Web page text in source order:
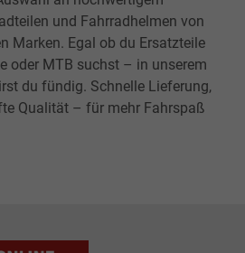
und Fahrradhelmen von
Marken. Egal ob du Ersatzteile
oder MTB suchst – in unserem
du fündig. Schnelle Lieferung,
Qualität – für mehr Fahrspaß